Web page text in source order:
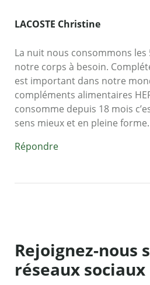
LACOSTE Christine
La nuit nous consommons
notre corps à besoin.
est important dans notre
compléments alimentaires
consomme depuis 18 mois
sens mieux et en pleine forme.
Répondre
Rejoignez-nous
réseaux sociaux